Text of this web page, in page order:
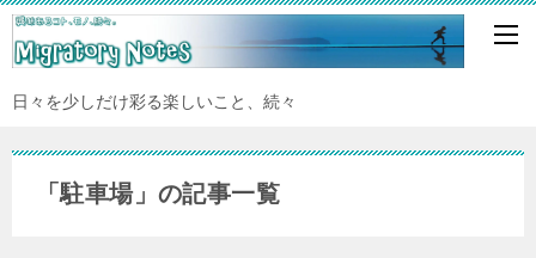
日々を少しだけ彩る楽しいこと、続々
「駐車場」の記事一覧